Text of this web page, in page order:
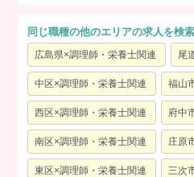
同じ職種の他のエリアの求人を検
広島県×調理師・栄養士関連 尾
中区×調理師・栄養士関連 福山
西区×調理師・栄養士関連 府中
南区×調理師・栄養士関連 庄原
東区×調理師・栄養士関連 三次